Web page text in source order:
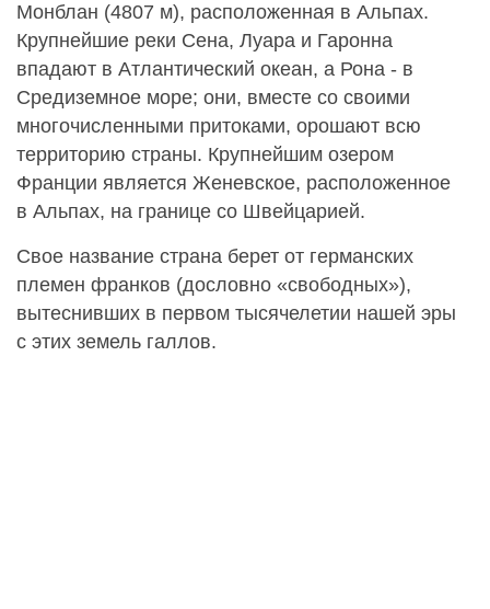
Монблан (4807 м), расположенная в Альпах.
Крупнейшие реки Сена, Луара и Гаронна
впадают в Атлантический океан, а Рона - в
Средиземное море; они, вместе со своими
многочисленными притоками, орошают всю
территорию страны. Крупнейшим озером
Франции является Женевское, расположенное
в Альпах, на границе со Швейцарией.
Свое название страна берет от германских
племен франков (дословно «свободных»),
вытеснивших в первом тысячелетии нашей эры
с этих земель галлов.